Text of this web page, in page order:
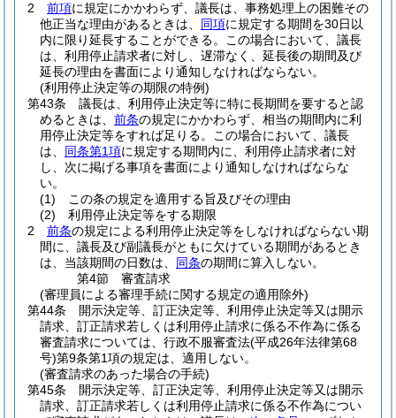
2
前項に規定にかかわらず、議長は、事務処理上の困難その
他正当な理由があるときは、 同項に規定する期間を30日以
内に限り延長することができる。
この場合において、議長
は、利用停止請求者に対し、遅滞なく、延長後の期間及び
延長の理由を書面により通知しなければならない。
(利用停止決定等の期限の特例)
第43条
議長は、利用停止決定等に特に長期間を要すると認
めるときは、 前条の規定にかかわらず、相当の期間内に利
用停止決定等をすれば足りる。
この場合において、議長
は、 同条第1項に規定する期間内に、利用停止請求者に対
し、次に掲げる事項を書面により通知しなければならな
い。
(1)
この条の規定を適用する旨及びその理由
(2)
利用停止決定等をする期限
2
前条の規定による利用停止決定等をしなければならない期
間に、議長及び副議長がともに欠けている期間があるとき
は、当該期間の日数は、 同条の期間に算入しない。
第4節
審査請求
(審理員による審理手続に関する規定の適用除外)
第44条
開示決定等、訂正決定等、利用停止決定等又は開示
請求、訂正請求若しくは利用停止請求に係る不作為に係る
審査請求については、行政不服審査法(平成26年法律第68
号)第9条第1項の規定は、適用しない。
(審査請求のあった場合の手続)
第45条
開示決定等、訂正決定等、利用停止決定等又は開示
請求、訂正請求若しくは利用停止請求に係る不作為につい